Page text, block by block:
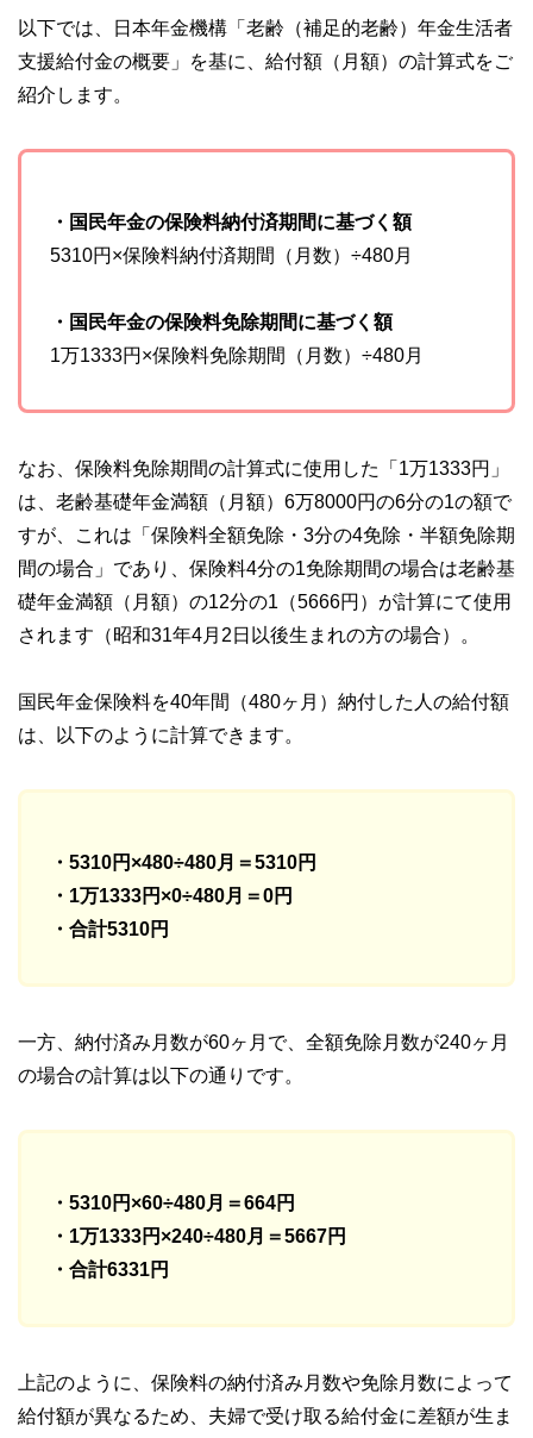
以下では、日本年金機構「老齢（補足的老齢）年金生活者
支援給付金の概要」を基に、給付額（月額）の計算式をご
紹介します。
・国民年金の保険料納付済期間に基づく額
5310円×保険料納付済期間（月数）÷480月
・国民年金の保険料免除期間に基づく額
1万1333円×保険料免除期間（月数）÷480月
なお、保険料免除期間の計算式に使用した「1万1333円」
は、老齢基礎年金満額（月額）6万8000円の6分の1の額で
すが、これは「保険料全額免除・3分の4免除・半額免除期
間の場合」であり、保険料4分の1免除期間の場合は老齢基
礎年金満額（月額）の12分の1（5666円）が計算にて使用
されます（昭和31年4月2日以後生まれの方の場合）。
国民年金保険料を40年間（480ヶ月）納付した人の給付額
は、以下のように計算できます。
・5310円×480÷480月＝5310円
・1万1333円×0÷480月＝0円
・合計5310円
一方、納付済み月数が60ヶ月で、全額免除月数が240ヶ月
の場合の計算は以下の通りです。
・5310円×60÷480月＝664円
・1万1333円×240÷480月＝5667円
・合計6331円
上記のように、保険料の納付済み月数や免除月数によって
給付額が異なるため、夫婦で受け取る給付金に差額が生ま